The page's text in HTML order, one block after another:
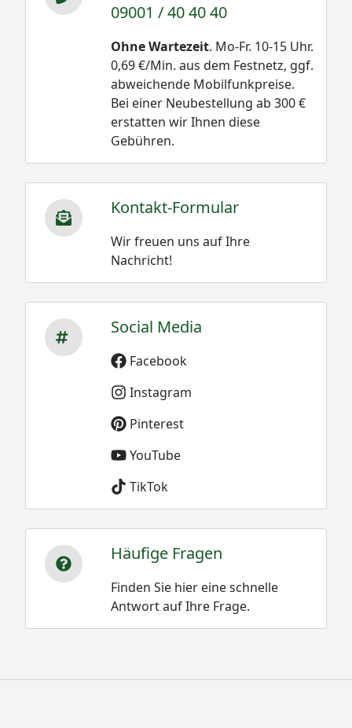
09001 / 40 40 40
Ohne Wartezeit. Mo-Fr. 10-15 Uhr.
0,69 €/Min. aus dem Festnetz, ggf.
abweichende Mobilfunkpreise.
Bei einer Neubestellung ab 300 €
erstatten wir Ihnen diese
Gebühren.
Kontakt-Formular
Wir freuen uns auf Ihre
Nachricht!
Social Media
Facebook
Instagram
Pinterest
YouTube
TikTok
Häufige Fragen
Finden Sie hier eine schnelle
Antwort auf Ihre Frage.